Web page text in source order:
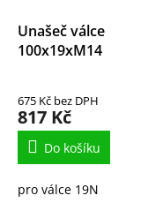
Unašeč válce
100x19xM14
675 Kč bez DPH
817 Kč
Do košíku
pro válce 19N